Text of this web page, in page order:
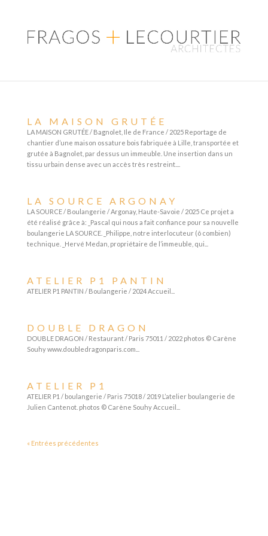
LA MAISON GRUTÉE
LA MAISON GRUTÉE / Bagnolet, Ile de France / 2025 Reportage de
chantier d’une maison ossature bois fabriquée à Lille, transportée et
grutée à Bagnolet, par dessus un immeuble. Une insertion dans un
tissu urbain dense avec un accès très restreint....
LA SOURCE ARGONAY
LA SOURCE / Boulangerie / Argonay, Haute-Savoie / 2025 Ce projet a
été réalisé grâce à: _Pascal qui nous a fait confiance pour sa nouvelle
boulangerie LA SOURCE. _Philippe, notre interlocuteur (ô combien)
technique. _Hervé Medan, propriétaire de l’immeuble, qui...
ATELIER P1 PANTIN
ATELIER P1 PANTIN / Boulangerie / 2024 Accueil...
DOUBLE DRAGON
DOUBLE DRAGON / Restaurant / Paris 75011 / 2022 photos © Carène
Souhy www.doubledragonparis.com...
ATELIER P1
ATELIER P1 / boulangerie / Paris 75018 / 2019 L’atelier boulangerie de
Julien Cantenot. photos © Carène Souhy Accueil...
« Entrées précédentes